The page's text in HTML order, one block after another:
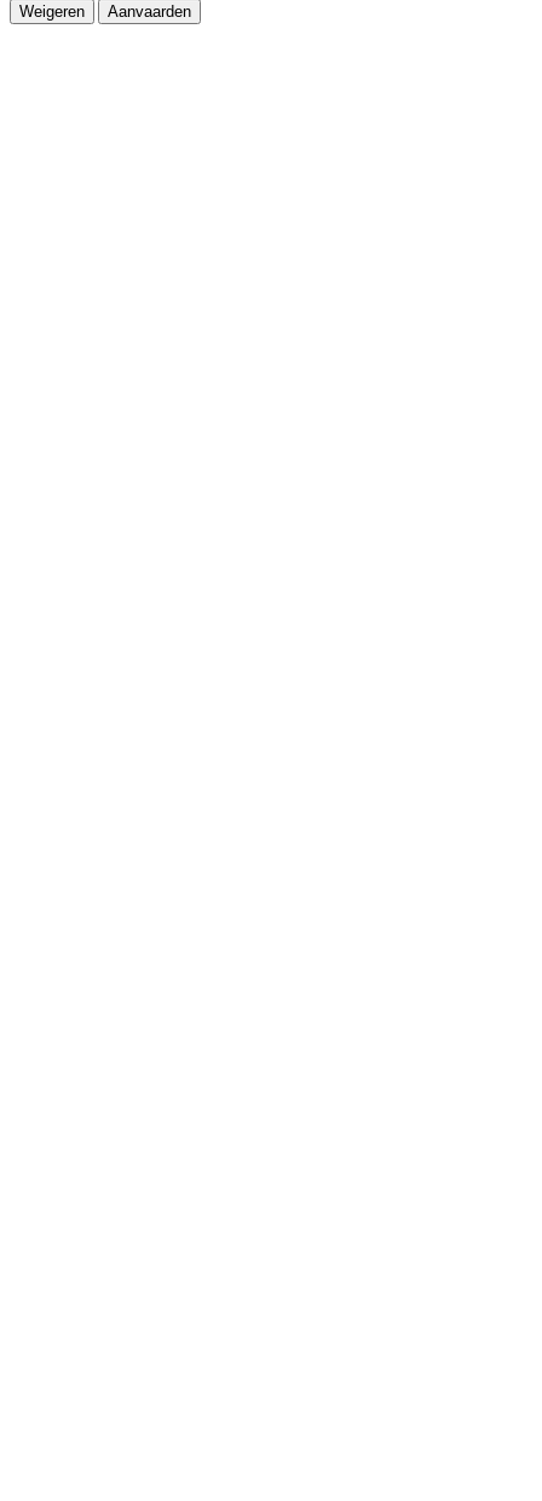
Weigeren Aanvaarden